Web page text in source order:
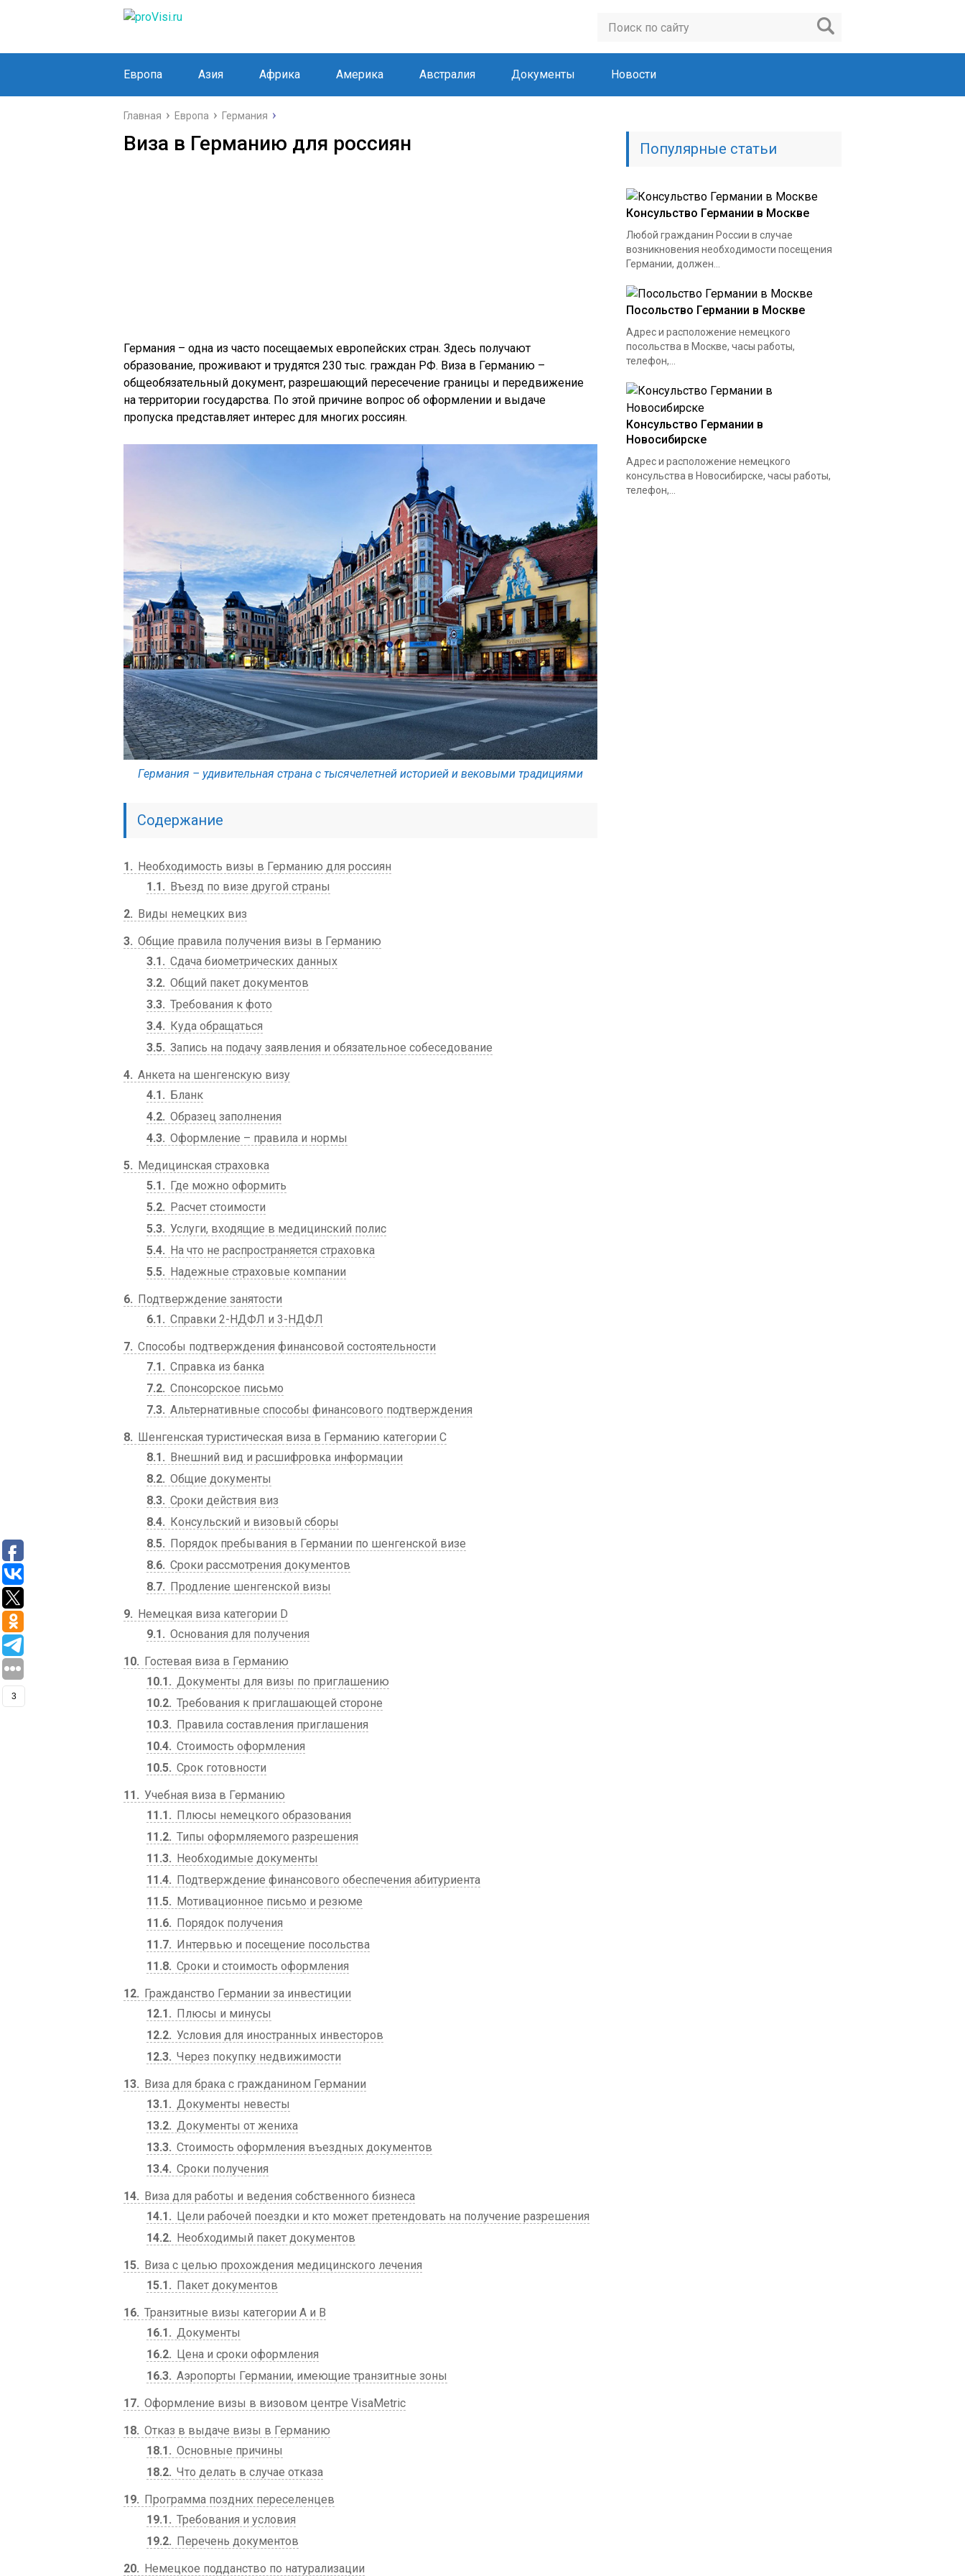
Европа Азия Африка Америка Австралия Документы Новости
Главная Европа Германия
Виза в Германию для россиян
Германия – одна из часто посещаемых европейских стран. Здесь получают
образование, проживают и трудятся 230 тыс. граждан РФ. Виза в Германию –
общеобязательный документ, разрешающий пересечение границы и передвижение
на территории государства. По этой причине вопрос об оформлении и выдаче
пропуска представляет интерес для многих россиян.
Германия – удивительная страна с тысячелетней историей и вековыми традициями
Содержание
1
Необходимость визы в Германию для россиян
1.1
Въезд по визе другой страны
2
Виды немецких виз
3 Общие правила получения визы в Германию
3.1
Сдача биометрических данных
3.2 Общий пакет документов
3.3 Требования к фото
3.4
Куда обращаться
3.5 Запись на подачу заявления и обязательное собеседование
4 Анкета на шенгенскую визу
4.1
Бланк
4.2 Образец заполнения
4.3 Оформление – правила и нормы
5
Медицинская страховка
5.1
Где можно оформить
5.2
Расчет стоимости
5.3 Услуги, входящие в медицинский полис
5.4
На что не распространяется страховка
5.5
Надежные страховые компании
6
Подтверждение занятости
6.1
Справки 2-НДФЛ и 3-НДФЛ
7 Способы подтверждения финансовой состоятельности
7.1
Справка из банка
7.2 Спонсорское письмо
7.3 Альтернативные способы финансового подтверждения
8
Шенгенская туристическая виза в Германию категории С
8.1
Внешний вид и расшифровка информации
8.2 Общие документы
8.3 Сроки действия виз
8.4
Консульский и визовый сборы
8.5
Порядок пребывания в Германии по шенгенской визе
8.6 Сроки рассмотрения документов
8.7
Продление шенгенской визы
9
Немецкая виза категории D
9.1
Основания для получения
10
Гостевая виза в Германию
10.1
Документы для визы по приглашению
10.2 Требования к приглашающей стороне
10.3
Правила составления приглашения
10.4 Стоимость оформления
10.5 Срок готовности
11
Учебная виза в Германию
11.1
Плюсы немецкого образования
11.2 Типы оформляемого разрешения
11.3
Необходимые документы
11.4
Подтверждение финансового обеспечения абитуриента
11.5
Мотивационное письмо и резюме
11.6
Порядок получения
11.7
Интервью и посещение посольства
11.8 Сроки и стоимость оформления
12
Гражданство Германии за инвестиции
12.1
Плюсы и минусы
12.2 Условия для иностранных инвесторов
12.3 Через покупку недвижимости
13
Виза для брака с гражданином Германии
13.1
Документы невесты
13.2 Документы от жениха
13.3 Стоимость оформления въездных документов
13.4 Сроки получения
14
Виза для работы и ведения собственного бизнеса
14.1
Цели рабочей поездки и кто может претендовать на получение разрешения
14.2
Необходимый пакет документов
15
Виза c целью прохождения медицинского лечения
15.1
Пакет документов
16 Транзитные визы категории A и B
16.1
Документы
16.2
Цена и сроки оформления
16.3 Аэропорты Германии, имеющие транзитные зоны
17 Оформление визы в визовом центре VisaMetric
18 Отказ в выдаче визы в Германию
18.1
Основные причины
18.2 Что делать в случае отказа
19
Программа поздних переселенцев
19.1
Требования и условия
19.2
Перечень документов
20
Немецкое подданство по натурализации
Популярные статьи
Консульство Германии в Москве
Любой гражданин России в случае
возникновения необходимости посещения
Германии, должен...
Посольство Германии в Москве
Адрес и расположение немецкого
посольства в Москве, часы работы,
телефон,...
Консульство Германии в
Новосибирске
Адрес и расположение немецкого
консульства в Новосибирске, часы работы,
телефон,...
3